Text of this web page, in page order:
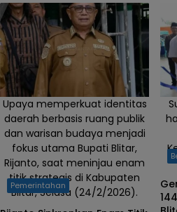
Upaya memperkuat identitas
daerah berbasis ruang publik
dan warisan budaya menjadi
fokus utama Bupati Blitar,
Rijanto, saat meninjau enam
titik strategis di Kabupaten
Blitar, Selasa (24/2/2026).
Pemerintahan